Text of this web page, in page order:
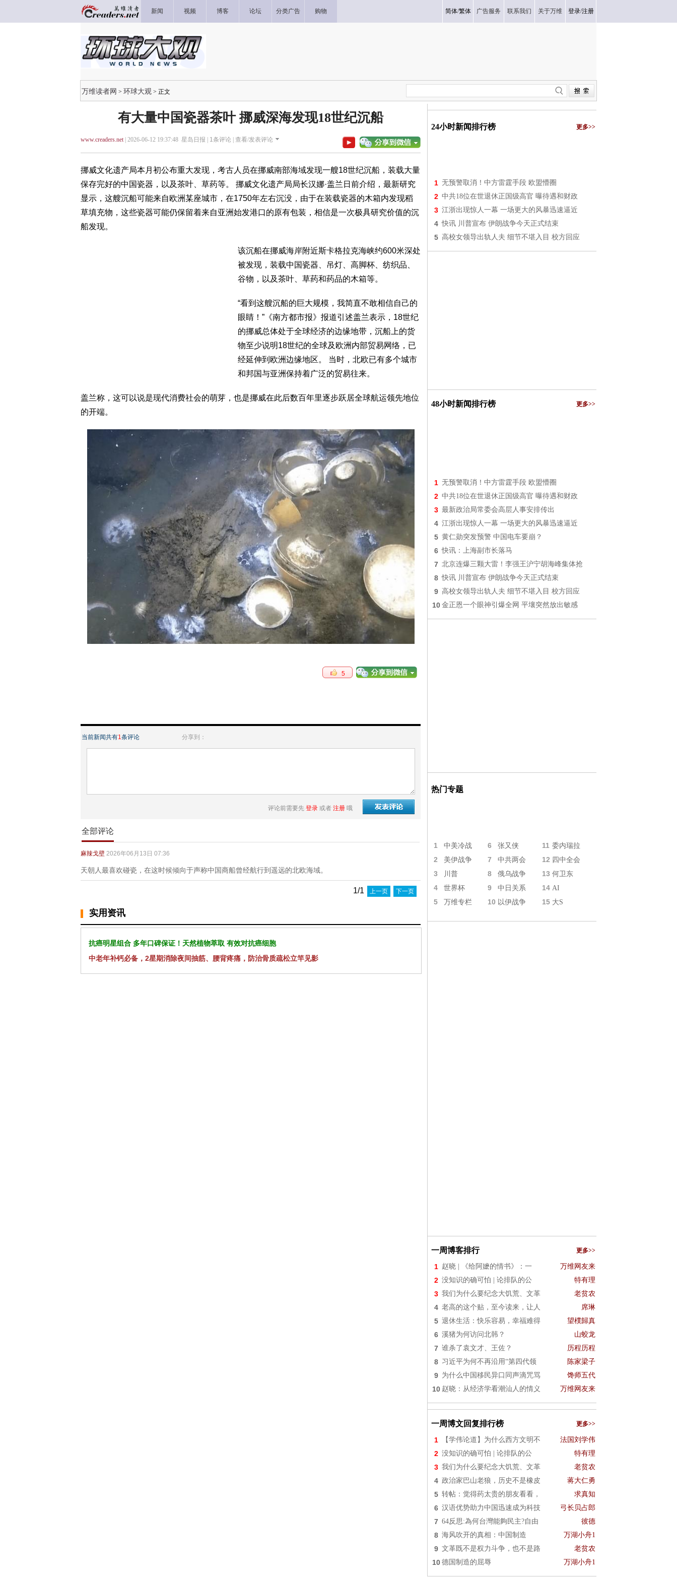
新闻 视频 博客 论坛 分类广告 购物 简体/繁体 广告服务 联系我们 关于万维 登录/注册
万维读者网 > 环球大观 > 正文
有大量中国瓷器茶叶 挪威深海发现18世纪沉船
www.creaders.net| 2026-06-12 19:37:48 星岛日报 | 1条评论 | 查看/发表评论
挪威文化遗产局本月初公布重大发现，考古人员在挪威南部海域发现一艘18世纪沉船，装载大量
保存完好的中国瓷器，以及茶叶、草药等。 挪威文化遗产局局长汉娜·盖兰日前介绍，最新研究
显示，这艘沉船可能来自欧洲某座城市，在1750年左右沉没，由于在装载瓷器的木箱内发现稻
草填充物，这些瓷器可能仍保留着来自亚洲始发港口的原有包装，相信是一次极具研究价值的沉
船发现。
该沉船在挪威海岸附近斯卡格拉克海峡约600米深处
被发现，装载中国瓷器、吊灯、高脚杯、纺织品、
谷物，以及茶叶、草药和药品的木箱等。
“看到这艘沉船的巨大规模，我简直不敢相信自己的
眼睛！”《南方都市报》报道引述盖兰表示，18世纪
的挪威总体处于全球经济的边缘地带，沉船上的货
物至少说明18世纪的全球及欧洲内部贸易网络，已
经延伸到欧洲边缘地区。 当时，北欧已有多个城市
和邦国与亚洲保持着广泛的贸易往来。
盖兰称，这可以说是现代消费社会的萌芽，也是挪威在此后数百年里逐步跃居全球航运领先地位
的开端。
5
当前新闻共有1条评论 分享到：
评论前需要先 登录 或者 注册 哦
全部评论
麻辣戈壁 2026年06月13日 07:36
天朝人最喜欢碰瓷，在这时候倾向于声称中国商船曾经航行到遥远的北欧海域。
1/1 上一页 下一页
实用资讯
抗癌明星组合 多年口碑保证！天然植物萃取 有效对抗癌细胞
中老年补钙必备，2星期消除夜间抽筋、腰背疼痛，防治骨质疏松立竿见影
24小时新闻排行榜 更多>>
1 无预警取消！中方雷霆手段 欧盟懵圈
2 中共18位在世退休正国级高官 曝待遇和财政
3 江浙出现惊人一幕 一场更大的风暴迅速逼近
4 快讯 川普宣布 伊朗战争今天正式结束
5 高校女领导出轨人夫 细节不堪入目 校方回应
48小时新闻排行榜 更多>>
1 无预警取消！中方雷霆手段 欧盟懵圈
2 中共18位在世退休正国级高官 曝待遇和财政
3 最新政治局常委会高层人事安排传出
4 江浙出现惊人一幕 一场更大的风暴迅速逼近
5 黄仁勋突发预警 中国电车要崩？
6 快讯：上海副市长落马
7 北京连爆三颗大雷！李强王沪宁胡海峰集体抢
8 快讯 川普宣布 伊朗战争今天正式结束
9 高校女领导出轨人夫 细节不堪入目 校方回应
10 金正恩一个眼神引爆全网 平壤突然放出敏感
热门专题
1 中美冷战 6 张又侠 11 委内瑞拉
2 美伊战争 7 中共两会 12 四中全会
3 川普 8 俄乌战争 13 何卫东
4 世界杯 9 中日关系 14 AI
5 万维专栏 10 以伊战争 15 大S
一周博客排行 更多>>
1 赵晓 | 《给阿嬷的情书》：一 万维网友来
2 没知识的确可怕 | 论排队的公 特有理
3 我们为什么要纪念大饥荒、文革 老贫农
4 老高的这个贴，至今读来，让人 席琳
5 退休生活：快乐容易，幸福难得 望樸歸真
6 溪猪为何访问北韩？ 山蛟龙
7 谁杀了袁文才、王佐？ 历程历程
8 习近平为何不再沿用“第四代领 陈家梁子
9 为什么中国移民异口同声滴咒骂 馋师五代
10 赵晓：从经济学看潮汕人的情义 万维网友来
一周博文回复排行榜 更多>>
1 【学伟论道】为什么西方文明不 法国刘学伟
2 没知识的确可怕 | 论排队的公 特有理
3 我们为什么要纪念大饥荒、文革 老贫农
4 政治家巴山老狼，历史不是橡皮 蒋大仁勇
5 转帖：觉得药太贵的朋友看看， 求真知
6 汉语优势助力中国迅速成为科技 弓长贝占郎
7 64反思:為何台灣能夠民主?自由 彼德
8 海风吹开的真相：中国制造 万湖小舟1
9 文革既不是权力斗争，也不是路 老贫农
10 德国制造的屈辱 万湖小舟1